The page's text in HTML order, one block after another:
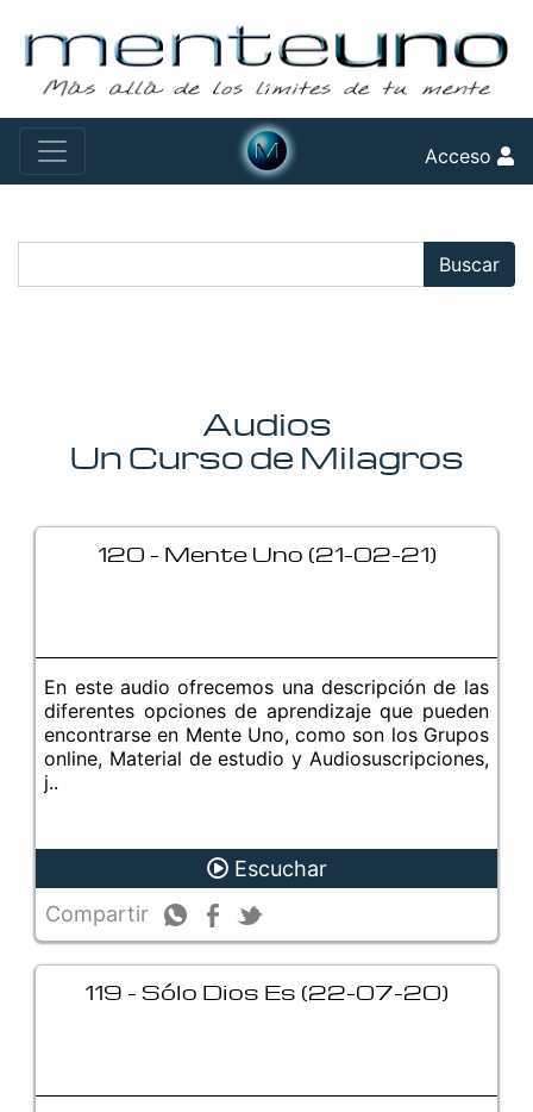
Acceso
Buscar
Audios
Un Curso de Milagros
120 - Mente Uno (21-02-21)
En este audio ofrecemos una descripción de las
diferentes opciones de aprendizaje que pueden
encontrarse en Mente Uno, como son los Grupos
online, Material de estudio y Audiosuscripciones,
j..
Escuchar
Compartir
119 - Sólo Dios Es (22-07-20)